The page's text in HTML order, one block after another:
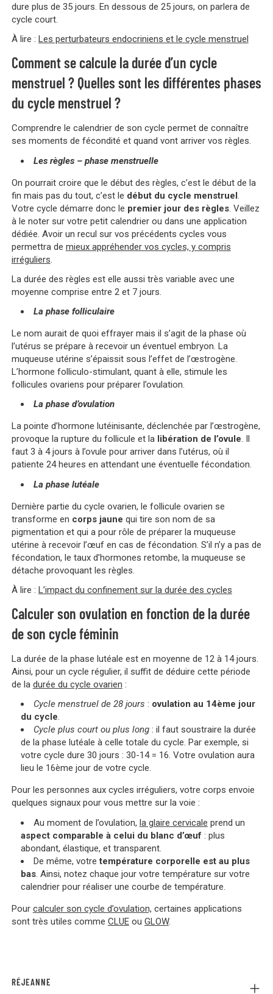
dure plus de 35 jours. En dessous de 25 jours, on parlera de
cycle court.
À lire : Les perturbateurs endocriniens et le cycle menstruel
Comment se calcule la durée d’un cycle
menstruel ? Quelles sont les différentes phases
du cycle menstruel ?
Comprendre le calendrier de son cycle permet de connaître
ses moments de fécondité et quand vont arriver vos règles.
Les règles – phase menstruelle
On pourrait croire que le début des règles, c’est le début de la
fin mais pas du tout, c’est le début du cycle menstruel
Votre cycle démarre donc le premier jour des règles. Veillez
à le noter sur votre petit calendrier ou dans une application
dédiée. Avoir un recul sur vos précédents cycles vous
permettra de mieux appréhender vos cycles, y compris
irréguliers
La durée des règles est elle aussi très variable avec une
moyenne comprise entre 2 et 7 jours.
La phase folliculaire
Le nom aurait de quoi effrayer mais il s’agit de la phase où
l’utérus se prépare à recevoir un éventuel embryon. La
muqueuse utérine s’épaissit sous l’effet de l’œstrogène.
L’hormone folliculo-stimulant, quant à elle, stimule les
follicules ovariens pour préparer l’ovulation.
La phase d’ovulation
La pointe d’hormone lutéinisante, déclenchée par l’œstrogène,
provoque la rupture du follicule et la libération de l’ovule. Il
faut 3 à 4 jours à l’ovule pour arriver dans l’utérus, où il
patiente 24 heures en attendant une éventuelle fécondation.
La phase lutéale
Dernière partie du cycle ovarien, le follicule ovarien se
transforme en corps jaune qui tire son nom de sa
pigmentation et qui a pour rôle de préparer la muqueuse
utérine à recevoir l’œuf en cas de fécondation. S’il n’y a pas de
fécondation, le taux d’hormones retombe, la muqueuse se
détache provoquant les règles.
À lire : L’impact du confinement sur la durée des cycles
Calculer son ovulation en fonction de la durée
de son cycle féminin
La durée de la phase lutéale est en moyenne de 12 à 14 jours.
Ainsi, pour un cycle régulier, il suffit de déduire cette période
de la durée du cycle ovarien :
Cycle menstruel de 28 jours : ovulation au 14ème jour
du cycle.
Cycle plus court ou plus long: il faut soustraire la durée
de la phase lutéale à celle totale du cycle. Par exemple, si
votre cycle dure 30 jours : 30-14 = 16. Votre ovulation aura
lieu le 16ème jour de votre cycle.
Pour les personnes aux cycles irréguliers, votre corps envoie
quelques signaux pour vous mettre sur la voie :
Au moment de l’ovulation, la glaire cervicale prend un
aspect comparable à celui du blanc d’œuf : plus
abondant, élastique, et transparent.
De même, votretempérature corporelle est au plus
bas. Ainsi, notez chaque jour votre température sur votre
calendrier pour réaliser une courbe de température.
Pour calculer son cycle d’ovulation, certaines applications
sont très utiles comme CLUEou GLOW.
RÉJEANNE